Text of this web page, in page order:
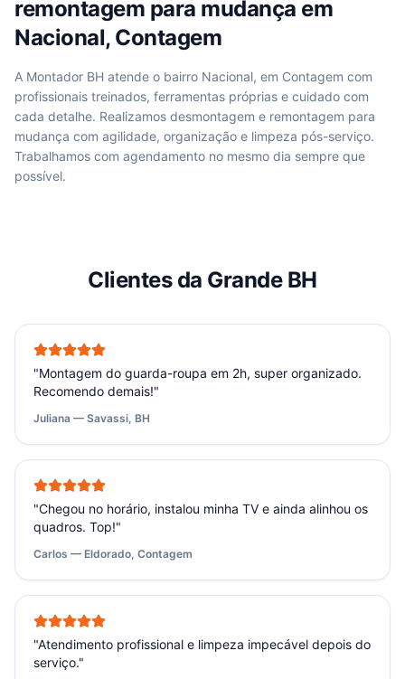
remontagem para mudança em
Nacional, Contagem
A Montador BH atende o bairro Nacional, em Contagem com
profissionais treinados, ferramentas próprias e cuidado com
cada detalhe. Realizamos desmontagem e remontagem para
mudança com agilidade, organização e limpeza pós-serviço.
Trabalhamos com agendamento no mesmo dia sempre que
possível.
Clientes da Grande BH
"Montagem do guarda-roupa em 2h, super organizado.
Recomendo demais!"
Juliana — Savassi, BH
"Chegou no horário, instalou minha TV e ainda alinhou os
quadros. Top!"
Carlos — Eldorado, Contagem
"Atendimento profissional e limpeza impecável depois do
serviço."